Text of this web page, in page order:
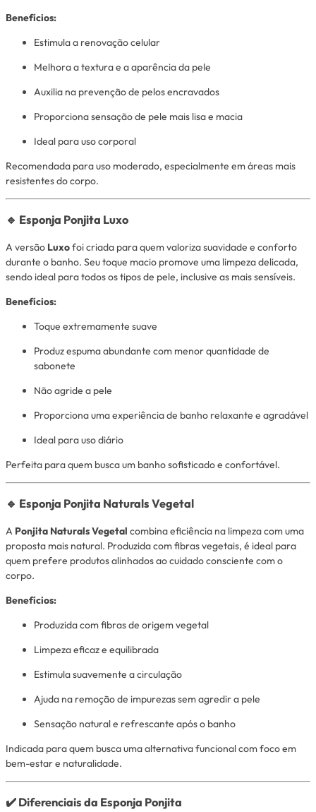
Benefícios:
Estimula a renovação celular
Melhora a textura e a aparência da pele
Auxilia na prevenção de pelos encravados
Proporciona sensação de pele mais lisa e macia
Ideal para uso corporal
Recomendada para uso moderado, especialmente em áreas mais
resistentes do corpo.
🔹 Esponja Ponjita Luxo
A versão Luxofoi criada para quem valoriza suavidade e conforto
durante o banho. Seu toque macio promove uma limpeza delicada,
sendo ideal para todos os tipos de pele, inclusive as mais sensíveis.
Benefícios:
Toque extremamente suave
Produz espuma abundante com menor quantidade de
sabonete
Não agride a pele
Proporciona uma experiência de banho relaxante e agradável
Ideal para uso diário
Perfeita para quem busca um banho sofisticado e confortável.
🔹 Esponja Ponjita Naturals Vegetal
A Ponjita Naturals Vegetal combina eficiência na limpeza com uma
proposta mais natural. Produzida com fibras vegetais, é ideal para
quem prefere produtos alinhados ao cuidado consciente com o
corpo.
Benefícios:
Produzida com fibras de origem vegetal
Limpeza eficaz e equilibrada
Estimula suavemente a circulação
Ajuda na remoção de impurezas sem agredir a pele
Sensação natural e refrescante após o banho
Indicada para quem busca uma alternativa funcional com foco em
bem-estar e naturalidade.
✔️ Diferenciais da Esponja Ponjita